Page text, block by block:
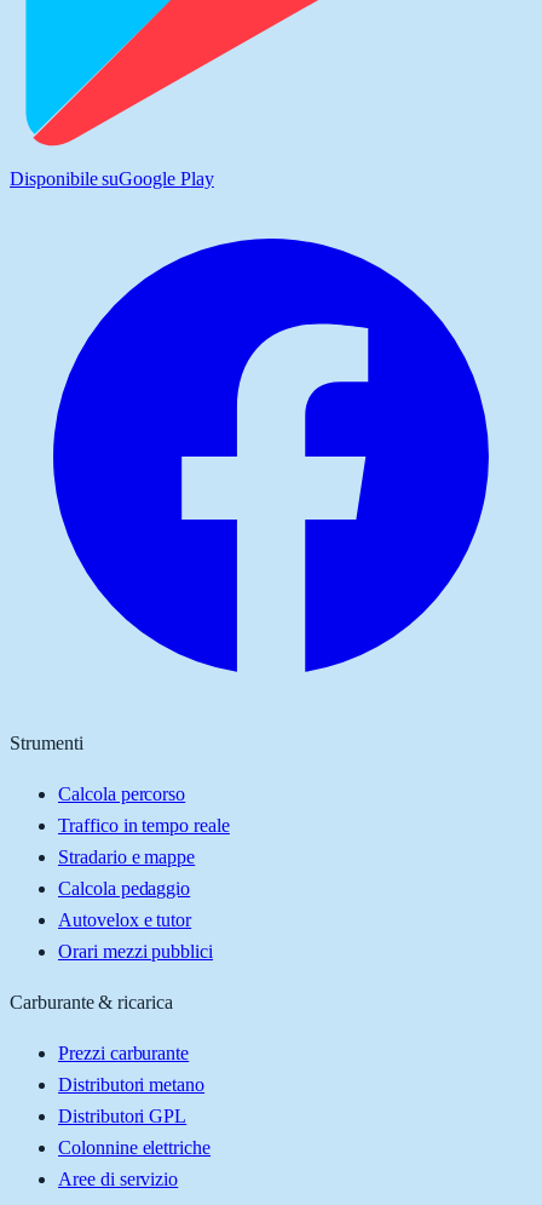
Disponibile suGoogle Play
Strumenti
Calcola percorso
Traffico in tempo reale
Stradario e mappe
Calcola pedaggio
Autovelox e tutor
Orari mezzi pubblici
Carburante & ricarica
Prezzi carburante
Distributori metano
Distributori GPL
Colonnine elettriche
Aree di servizio